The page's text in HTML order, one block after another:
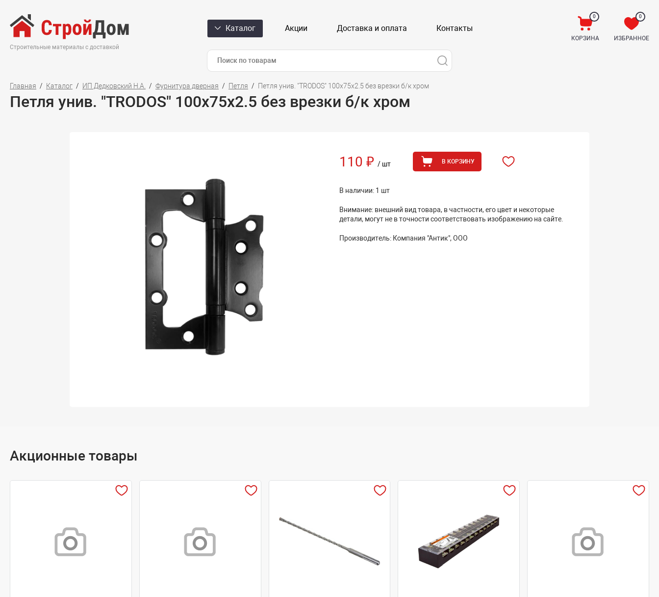
Строительные материалы с доставкой
Каталог Акции Доставка и оплата Контакты
0
КОРЗИНА
0
ИЗБРАННОЕ
Главная Каталог ИП Дедковский Н.А. Фурнитура дверная Петля Петля унив. "TRODOS" 100х75х2.5 без врезки б/к хром
Петля унив. "TRODOS" 100х75х2.5 без врезки б/к хром
110 ₽ / шт В КОРЗИНУ
В наличии: 1 шт
Внимание: внешний вид товара, в частности, его цвет и некоторые
детали, могут не в точности соответствовать изображению на сайте.
Производитель: Компания "Антик", ООО
Акционные товары